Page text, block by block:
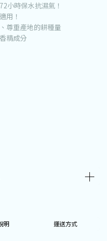
小時保水抗濕氣！
用！
尊重產地的耕種量
精成分
明 運送方式